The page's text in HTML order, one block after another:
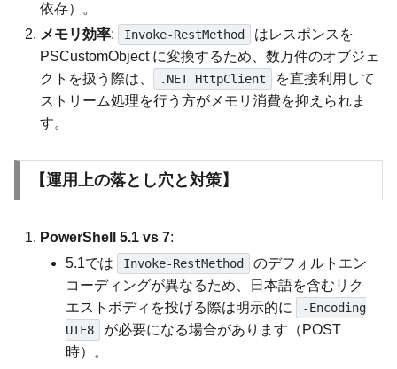
依存）。
メモリ効率: Invoke-RestMethod
はレスポンスを
PSCustomObject に変換するため、数万件のオブジェ
クトを扱う際は、
.NET HttpClient
を直接利用して
ストリーム処理を行う方がメモリ消費を抑えられま
す。
【運用上の落とし穴と対策】
PowerShell 5.1 vs 7:
5.1では
Invoke-RestMethod
のデフォルトエン
コーディングが異なるため、日本語を含むリク
エストボディを投げる際は明示的に
-Encoding
UTF8
が必要になる場合があります（POST
時）。